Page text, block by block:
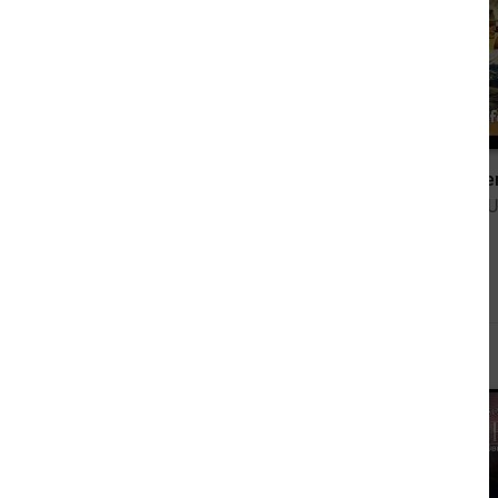
G. F. Unger
von G. F.